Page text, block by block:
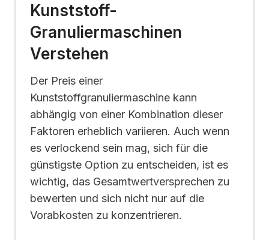
Kunststoff-
Granuliermaschinen
Verstehen
Der Preis einer
Kunststoffgranuliermaschine kann
abhängig von einer Kombination dieser
Faktoren erheblich variieren. Auch wenn
es verlockend sein mag, sich für die
günstigste Option zu entscheiden, ist es
wichtig, das Gesamtwertversprechen zu
bewerten und sich nicht nur auf die
Vorabkosten zu konzentrieren.